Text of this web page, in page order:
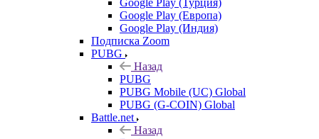
Google Play (Турция)
Google Play (Европа)
Google Play (Индия)
Подписка Zoom
PUBG
Назад
PUBG
PUBG Mobile (UC) Global
PUBG (G-COIN) Global
Battle.net
Назад